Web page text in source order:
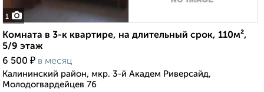
1
Комната в 3-к квартире, на длительный срок, 110м²,
5/9 этаж
6 500 ₽ в месяц
Калининский район, мкр. 3-й Академ Риверсайд,
Молодогвардейцев 76